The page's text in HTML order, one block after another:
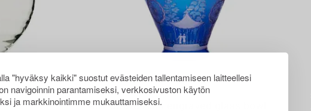
"hyväksy kaikki" suostut evästeiden tallentamiseen laitteellesi
navigoinnin parantamiseksi, verkkosivuston käytön
ja markkinointimme mukauttamiseksi.An Edward Hald engraved glass bowl,